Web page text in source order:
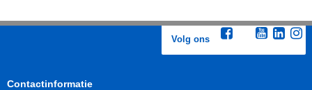
Volg ons
Contactinformatie